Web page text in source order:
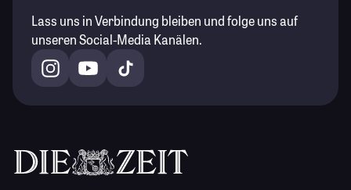
Lass uns in Verbindung bleiben und folge uns auf
unseren Social-Media Kanälen.